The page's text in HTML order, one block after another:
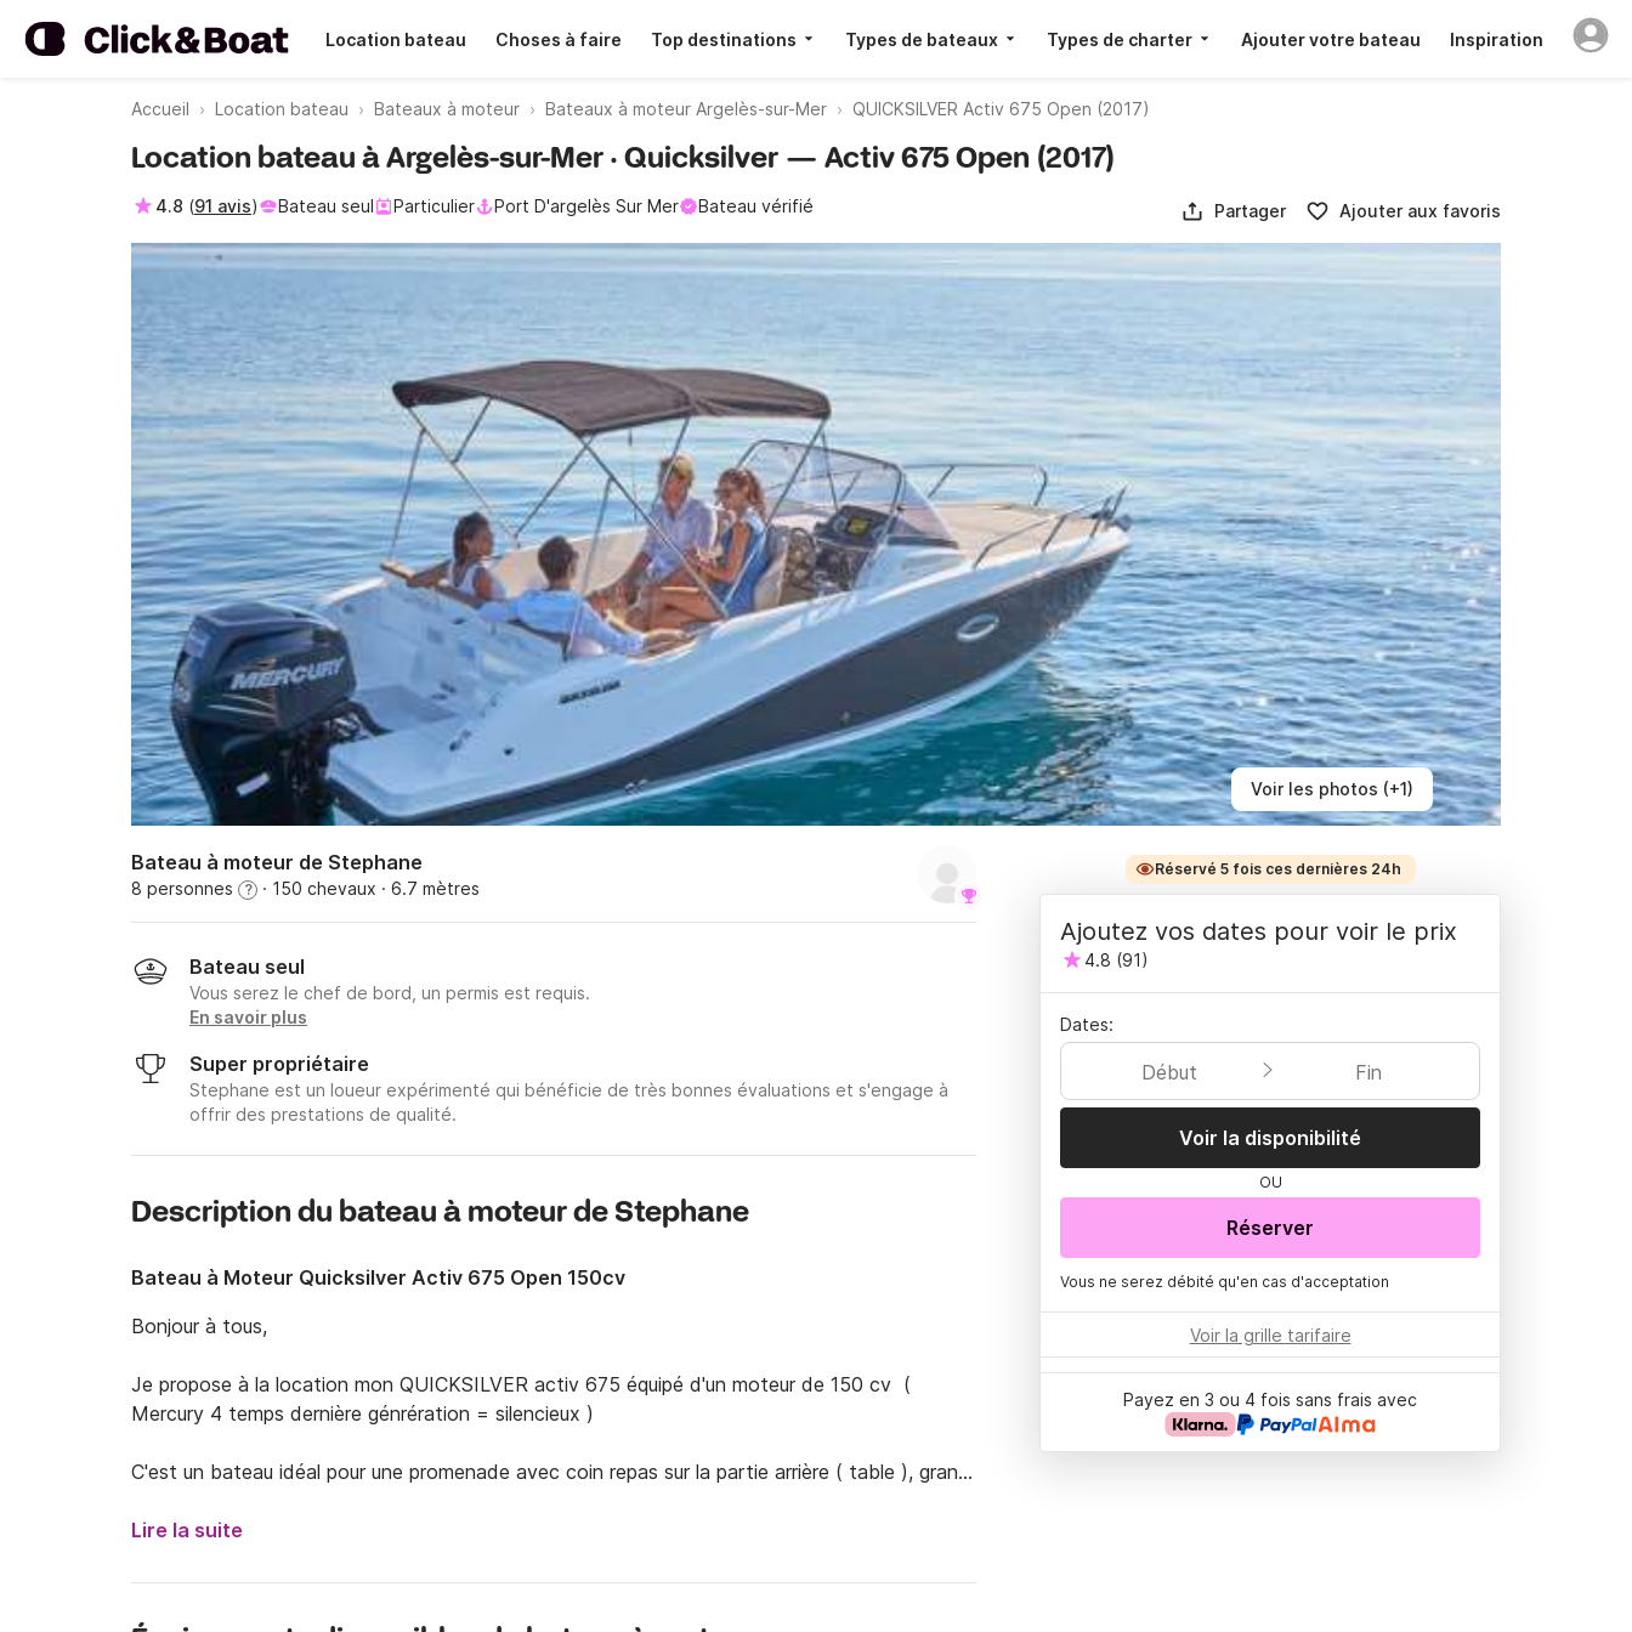
Location bateau Choses à faire Top destinations Types de bateaux Types de charter Ajouter votre bateau Inspiration
Accueil Location bateau Bateaux à moteur Bateaux à moteur Argelès-sur-Mer QUICKSILVER Activ 675 Open (2017)
Voir les photos (+1)
Location bateau à Argelès-sur-Mer · Quicksilver — Activ 675 Open (2017)
4.8 (91 avis) Bateau seul Particulier Port D'argelès Sur Mer Bateau vérifié Partager Ajouter aux favoris
Bateau à moteur de Stephane
8 personnes ? · 150 chevaux · 6.7 mètres
Bateau seul
Vous serez le chef de bord, un permis est requis.
En savoir plus
Super propriétaire
Stephane est un loueur expérimenté qui bénéficie de très bonnes évaluations et s'engage à
offrir des prestations de qualité.
Description du bateau à moteur de Stephane
Bateau à Moteur Quicksilver Activ 675 Open 150cv
Bonjour à tous,
Je propose à la location mon QUICKSILVER activ 675 équipé d'un moteur de 150 cv  (
Mercury 4 temps dernière génrération = silencieux )
C'est un bateau idéal pour une promenade avec coin repas sur la partie arrière ( table ), grand
Douchette, radio, ....
C'est un bateau très facile de prise en main et très manoeuvrant. Bateau en bon état.
Lire la suite
Réservé 5 fois ces dernières 24h
Ajoutez vos dates pour voir le prix
4.8 (91)
Dates:
Début Fin
Voir la disponibilité
OU
Réserver
Vous ne serez débité qu'en cas d'acceptation
Voir la grille tarifaire
Payez en 3 ou 4 fois sans frais avec